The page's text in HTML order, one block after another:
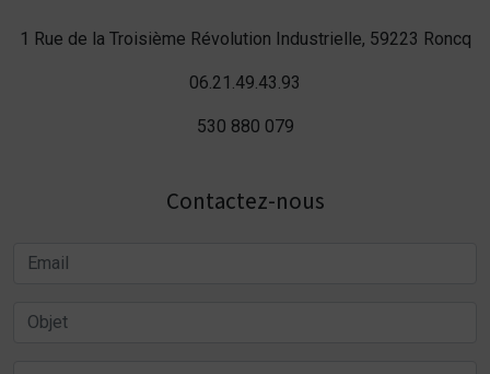
1 Rue de la Troisième Révolution Industrielle, 59223 Roncq
06.21.49.43.93
530 880 079
Contactez-nous